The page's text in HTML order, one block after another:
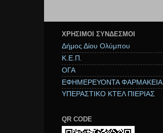
ΧΡΉΣΙΜΟΙ ΣΥΝΔΕΣΜΟΙ
Δήμος Δίου Ολύμπου
Κ.Ε.Π.
ΟΓΑ
ΕΦΗΜΕΡΕΥΟΝΤΑ ΦΑΡΜΑΚΕΙΑ
ΥΠΕΡΑΣΤΙΚΟ ΚΤΕΛ ΠΙΕΡΙΑΣ
QR CODE